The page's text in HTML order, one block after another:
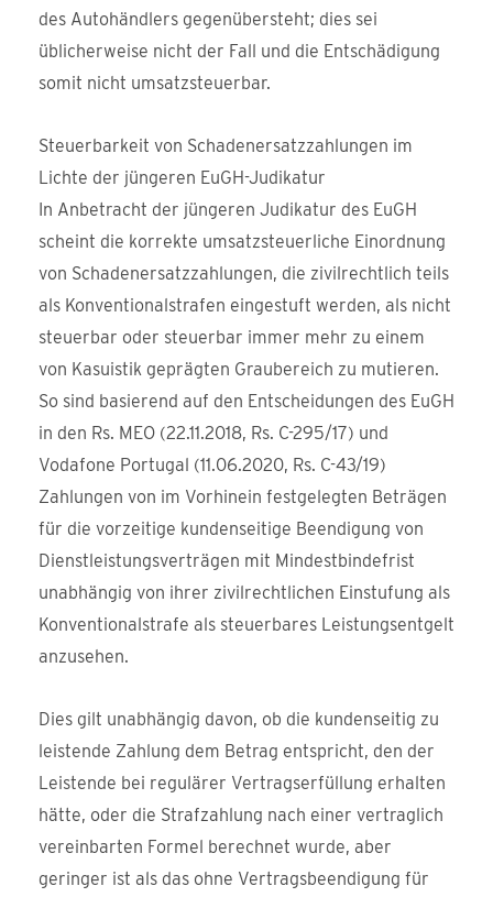
des Autohändlers gegenübersteht; dies sei
üblicherweise nicht der Fall und die Entschädigung
somit nicht umsatzsteuerbar.
Steuerbarkeit von Schadenersatzzahlungen im
Lichte der jüngeren EuGH-Judikatur
In Anbetracht der jüngeren Judikatur des EuGH
scheint die korrekte umsatzsteuerliche Einordnung
von Schadenersatzzahlungen, die zivilrechtlich teils
als Konventionalstrafen eingestuft werden, als nicht
steuerbar oder steuerbar immer mehr zu einem
von Kasuistik geprägten Graubereich zu mutieren.
So sind basierend auf den Entscheidungen des EuGH
in den Rs. MEO (22.11.2018, Rs. C-295/17) und
Vodafone Portugal (11.06.2020, Rs. C-43/19)
Zahlungen von im Vorhinein festgelegten Beträgen
für die vorzeitige kundenseitige Beendigung von
Dienstleistungsverträgen mit Mindestbindefrist
unabhängig von ihrer zivilrechtlichen Einstufung als
Konventionalstrafe als steuerbares Leistungsentgelt
anzusehen.
Dies gilt unabhängig davon, ob die kundenseitig zu
leistende Zahlung dem Betrag entspricht, den der
Leistende bei regulärer Vertragserfüllung erhalten
hätte, oder die Strafzahlung nach einer vertraglich
vereinbarten Formel berechnet wurde, aber
geringer ist als das ohne Vertragsbeendigung für